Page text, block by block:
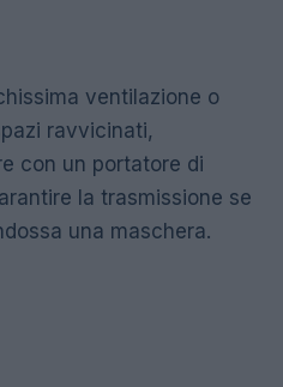
ventilazione o
ravvicinati,
con un portatore di
la trasmissione se
una maschera.